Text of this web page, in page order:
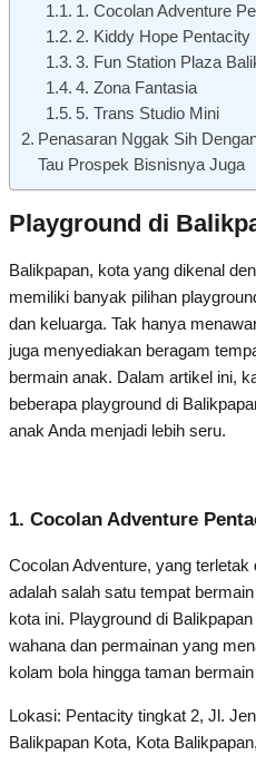
1. Cocolan Adventure
2. Kiddy Hope Pentacity
3. Fun Station Plaza
4. Zona Fantasia
5. Trans Studio Mini
Penasaran Nggak Sih
Tau Prospek Bisnisnya Juga
Playground di
Balikpapan, kota yang dikenal
memiliki banyak pilihan
dan keluarga. Tak hanya
juga menyediakan beragam
bermain anak. Dalam artikel ini,
beberapa playground di
anak Anda menjadi lebih seru.
1. Cocolan Adventure
Cocolan Adventure, yang
adalah salah satu tempat
kota ini. Playground di
wahana dan permainan yang
kolam bola hingga taman
Lokasi: Pentacity tingkat 2, Jl.
Balikpapan Kota, Kota